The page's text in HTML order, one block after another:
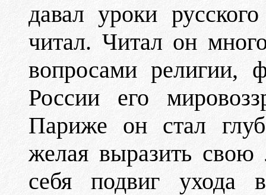
давал уроки
читал. Читал он
вопросами
России его
Париже он стал
желая выразить
себя подвиг ухода